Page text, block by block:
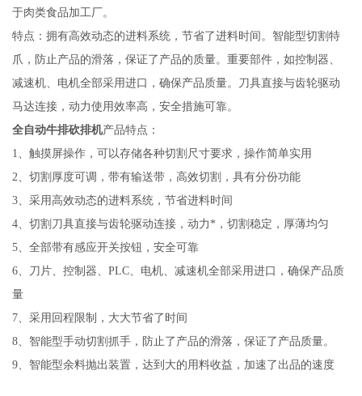
于肉类食品加工厂。
特点：拥有高效动态的进料系统，节省了进料时间。智能型切割特
爪，防止产品的滑落，保证了产品的质量。重要部件，如控制器、
减速机、电机全部采用进口，确保产品质量。刀具直接与齿轮驱动
马达连接，动力使用效率高，安全措施可靠。
全自动牛排砍排机产品特点：
1、触摸屏操作，可以存储各种切割尺寸要求，操作简单实用
2、切割厚度可调，带有输送带，高效切割，具有分份功能
3、采用高效动态的进料系统，节省进料时间
4、切割刀具直接与齿轮驱动连接，动力*，切割稳定，厚薄均匀
5、全部带有感应开关按钮，安全可靠
6、刀片、控制器、PLC、电机、减速机全部采用进口，确保产品质
量
7、采用回程限制，大大节省了时间
8、智能型手动切割抓手，防止了产品的滑落，保证了产品质量。
9、智能型余料抛出装置，达到大的用料收益，加速了出品的速度